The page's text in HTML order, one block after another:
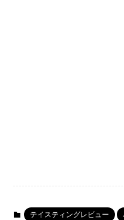
テイスティングレビュー